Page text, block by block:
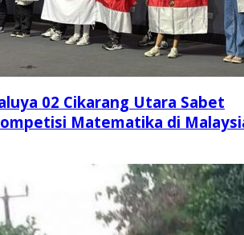
02 Cikarang Utara Sabet
Matematika di